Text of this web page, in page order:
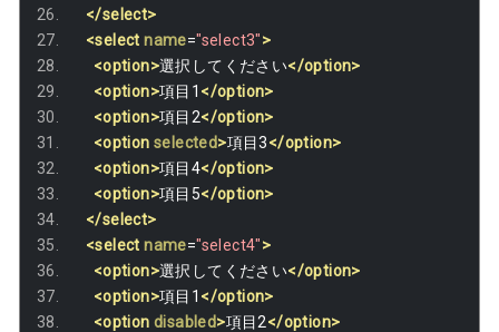
</select>
<select name="select3">
<option>選択してください</option>
<option>項目1 </option>
<option>項目2</option>
<option selected>項目3</option>
<option>項目4</option>
<option>項目5</option>
</select>
<select name="select4">
<option>選択してください</option>
<option>項目1 </option>
<option disabled>項目2</option>